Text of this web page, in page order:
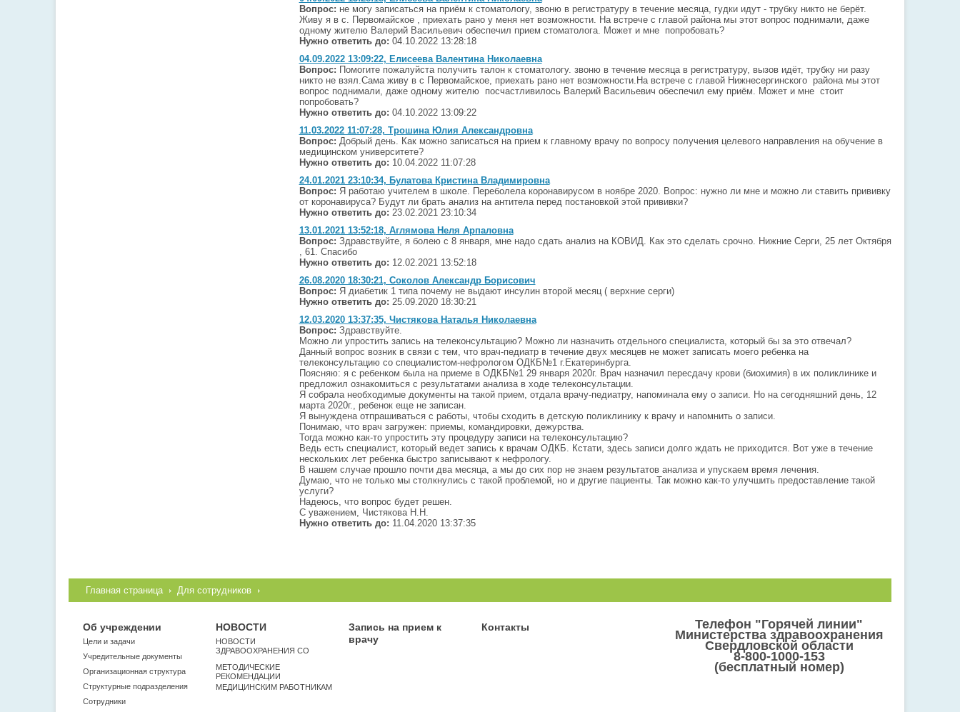
Вопрос: не могу записаться на приём к стоматологу, звоню в регистратуру в течение месяца, гудки идут - трубку никто не берёт.
Живу я в с. Первомайское , приехать рано у меня нет возможности. На встрече с главой района мы этот вопрос поднимали, даже
одному жителю Валерий Васильевич обеспечил прием стоматолога. Может и мне попробовать?
Нужно ответить до: 04.10.2022 13:28:18
04.09.2022 13:09:22, Елисеева Валентина Николаевна
Вопрос: Помогите пожалуйста получить талон к стоматологу. звоню в течение месяца в регистратуру, вызов идёт, трубку ни разу
никто не взял.Сама живу в с Первомайское, приехать рано нет возможности.На встрече с главой Нижнесергинского района мы этот
вопрос поднимали, даже одному жителю посчастливилось Валерий Васильевич обеспечил ему приём. Может и мне стоит
попробовать?
Нужно ответить до: 04.10.2022 13:09:22
11.03.2022 11:07:28, Трошина Юлия Александровна
Вопрос: Добрый день. Как можно записаться на прием к главному врачу по вопросу получения целевого направления на обучение в
медицинском университете?
Нужно ответить до: 10.04.2022 11:07:28
24.01.2021 23:10:34, Булатова Кристина Владимировна
Вопрос: Я работаю учителем в школе. Переболела коронавирусом в ноябре 2020. Вопрос: нужно ли мне и можно ли ставить прививку
от коронавируса? Будут ли брать анализ на антитела перед постановкой этой прививки?
Нужно ответить до: 23.02.2021 23:10:34
13.01.2021 13:52:18, Аглямова Неля Арпаловна
Вопрос: Здравствуйте, я болею с 8 января, мне надо сдать анализ на КОВИД. Как это сделать срочно. Нижние Серги, 25 лет Октября
, 61. Спасибо
Нужно ответить до: 12.02.2021 13:52:18
26.08.2020 18:30:21, Соколов Александр Борисович
Вопрос: Я диабетик 1 типа почему не выдают инсулин второй месяц ( верхние серги)
Нужно ответить до: 25.09.2020 18:30:21
12.03.2020 13:37:35, Чистякова Наталья Николаевна
Вопрос: Здравствуйте.
Можно ли упростить запись на телеконсультацию? Можно ли назначить отдельного специалиста, который бы за это отвечал?
Данный вопрос возник в связи с тем, что врач-педиатр в течение двух месяцев не может записать моего ребенка на
телеконсультацию со специалистом-нефрологом ОДКБ№1 г.Екатеринбурга.
Поясняю: я с ребенком была на приеме в ОДКБ№1 29 января 2020г. Врач назначил пересдачу крови (биохимия) в их поликлинике и
предложил ознакомиться с результатами анализа в ходе телеконсультации.
Я собрала необходимые документы на такой прием, отдала врачу-педиатру, напоминала ему о записи. Но на сегодняшний день, 12
марта 2020г., ребенок еще не записан.
Я вынуждена отпрашиваться с работы, чтобы сходить в детскую поликлинику к врачу и напомнить о записи.
Понимаю, что врач загружен: приемы, командировки, дежурства.
Тогда можно как-то упростить эту процедуру записи на телеконсультацию?
Ведь есть специалист, который ведет запись к врачам ОДКБ. Кстати, здесь записи долго ждать не приходится. Вот уже в течение
нескольких лет ребенка быстро записывают к нефрологу.
В нашем случае прошло почти два месяца, а мы до сих пор не знаем результатов анализа и упускаем время лечения.
Думаю, что не только мы столкнулись с такой проблемой, но и другие пациенты. Так можно как-то улучшить предоставление такой
услуги?
Надеюсь, что вопрос будет решен.
С уважением, Чистякова Н.Н.
Нужно ответить до: 11.04.2020 13:37:35
Главная страница Для сотрудников
Телефон "Горячей линии"
Министерства здравоохранения
Свердловской области
8-800-1000-153
(бесплатный номер)
Об учреждении
Цели и задачи
Учредительные документы
Организационная структура
Структурные подразделения
Сотрудники
НОВОСТИ
НОВОСТИ
ЗДРАВООХРАНЕНИЯ СО
МЕТОДИЧЕСКИЕ
РЕКОМЕНДАЦИИ
МЕДИЦИНСКИМ РАБОТНИКАМ
Запись на прием к
врачу
Контакты